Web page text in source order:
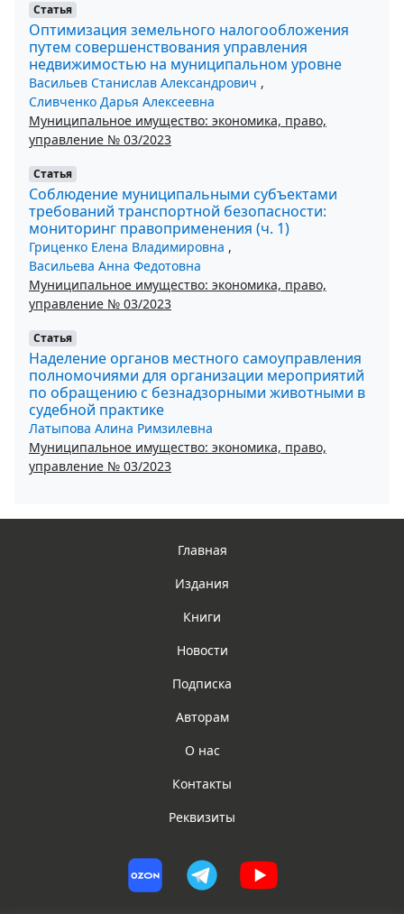
Статья
Оптимизация земельного налогообложения
путем совершенствования управления
недвижимостью на муниципальном уровне
Васильев Станислав Александрович ,
Сливченко Дарья Алексеевна
Муниципальное имущество: экономика, право,
управление № 03/2023
Статья
Соблюдение муниципальными субъектами
требований транспортной безопасности:
мониторинг правоприменения (ч. 1)
Гриценко Елена Владимировна ,
Васильева Анна Федотовна
Муниципальное имущество: экономика, право,
управление № 03/2023
Статья
Наделение органов местного самоуправления
полномочиями для организации мероприятий
по обращению с безнадзорными животными в
судебной практике
Латыпова Алина Римзилевна
Муниципальное имущество: экономика, право,
управление № 03/2023
Главная
Издания
Книги
Новости
Подписка
Авторам
О нас
Контакты
Реквизиты